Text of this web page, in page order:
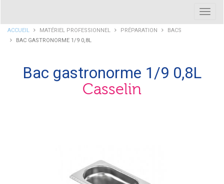
la
Vous
êtes
ACCUEIL MATÉRIEL PROFESSIONNEL PRÉPARATION
BACS
BAC GASTRONORME 1/9 0,8L
Bac gastronorme 1/9 0,8L
Casselin